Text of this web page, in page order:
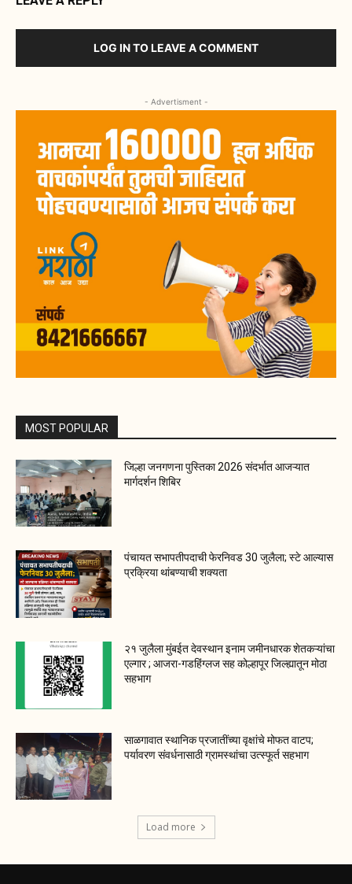
LOG IN TO LEAVE A COMMENT
- Advertisment -
MOST POPULAR
जिल्हा जनगणना पुस्तिका 2026 संदर्भात आजऱ्यात
मार्गदर्शन शिबिर
पंचायत सभापतीपदाची फेरनिवड 30 जुलैला; स्टे आल्यास
प्रक्रिया थांबण्याची शक्यता
२१ जुलैला मुंबईत देवस्थान इनाम जमीनधारक शेतकऱ्यांचा
एल्गार ; आजरा-गडहिंग्लज सह कोल्हापूर जिल्ह्यातून मोठा
सहभाग
साळगावात स्थानिक प्रजातींच्या वृक्षांचे मोफत वाटप;
पर्यावरण संवर्धनासाठी ग्रामस्थांचा उत्स्फूर्त सहभाग
Load more